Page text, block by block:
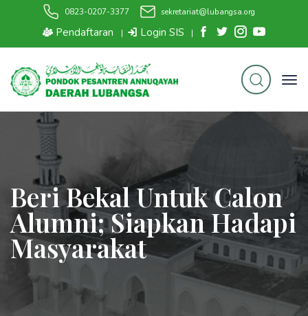
0823-0207-3377 sekretariat@lubangsa.org
Pendaftaran | Login SIS |
Beri Bekal Untuk Calon
Alumni; Siapkan Hadapi
Masyarakat